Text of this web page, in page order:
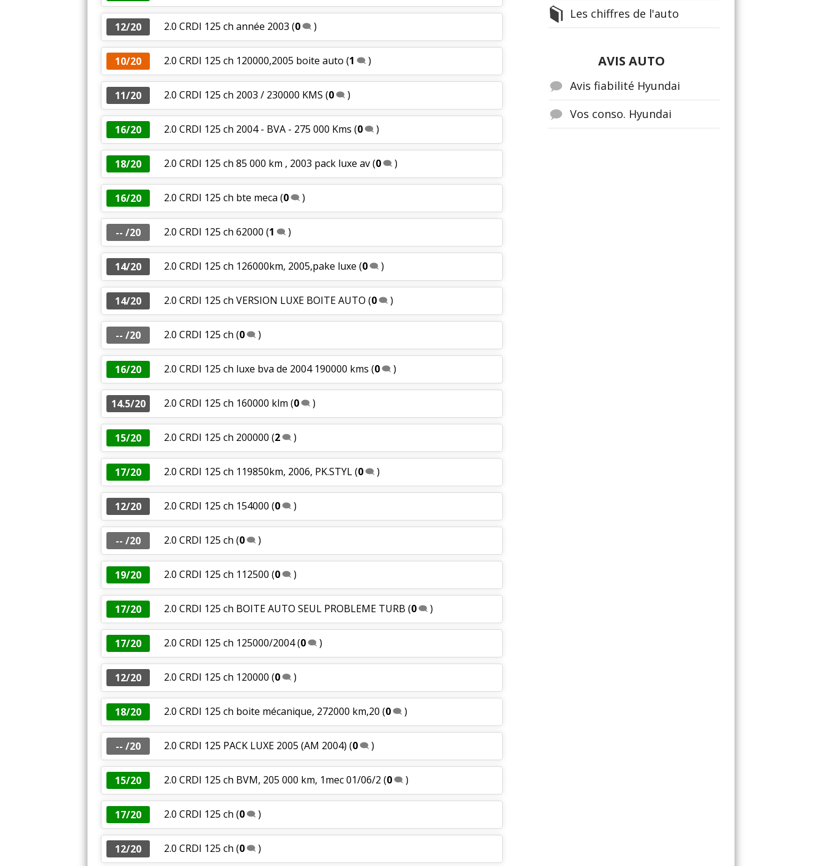
12/20 2.0 CRDI 125 ch année 2003 (0 )
10/20 2.0 CRDI 125 ch 120000,2005 boite auto (1 )
11/20 2.0 CRDI 125 ch 2003 / 230000 KMS (0 )
16/20 2.0 CRDI 125 ch 2004 - BVA - 275 000 Kms (0 )
18/20 2.0 CRDI 125 ch 85 000 km , 2003 pack luxe av(0 )
16/20 2.0 CRDI 125 ch bte meca (0 )
-- /20 2.0 CRDI 125 ch 62000 (1 )
14/20 2.0 CRDI 125 ch 126000km, 2005,pake luxe (0 )
14/20 2.0 CRDI 125 ch VERSION LUXE BOITE AUTO (0 )
-- /20 2.0 CRDI 125 ch (0 )
16/20 2.0 CRDI 125 ch luxe bva de 2004 190000 kms (0 )
14.5/20 2.0 CRDI 125 ch 160000 klm (0 )
15/20 2.0 CRDI 125 ch 200000 (2 )
17/20 2.0 CRDI 125 ch 119850km, 2006, PK.STYL(0 )
12/20 2.0 CRDI 125 ch 154000 (0 )
-- /20 2.0 CRDI 125 ch (0 )
19/20 2.0 CRDI 125 ch 112500 (0 )
17/20 2.0 CRDI 125 ch BOITE AUTO SEUL PROBLEME TURB (0 )
17/20 2.0 CRDI 125 ch 125000/2004(0 )
12/20 2.0 CRDI 125 ch 120000 (0 )
18/20 2.0 CRDI 125 ch boite mécanique, 272000 km,20 (0 )
-- /20 2.0 CRDI 125 PACK LUXE 2005 (AM 2004) (0 )
15/20 2.0 CRDI 125 ch BVM, 205 000 km, 1mec 01/06/2 (0 )
17/20 2.0 CRDI 125 ch (0 )
12/20 2.0 CRDI 125 ch (0 )
Les chiffres de l'auto
AVIS AUTO
Avis fiabilité Hyundai
Vos conso. Hyundai